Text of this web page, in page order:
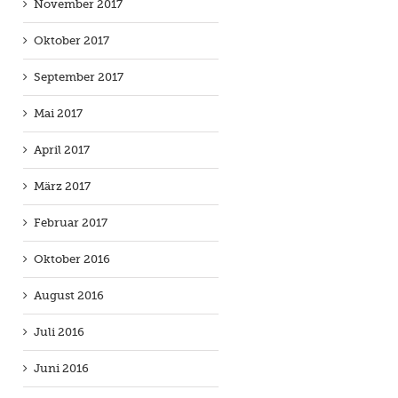
November 2017
Oktober 2017
September 2017
Mai 2017
April 2017
März 2017
Februar 2017
Oktober 2016
August 2016
Juli 2016
Juni 2016